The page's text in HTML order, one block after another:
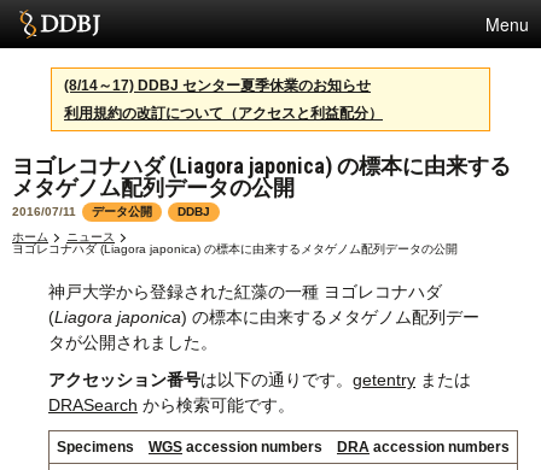
Menu
サービス
スパコン
統計
活動
センターについて
利用規約
問合せ
English
(8/14～17) DDBJ センター夏季休業のお知らせ
利用規約の改訂について（アクセスと利益配分）
ヨゴレコナハダ (Liagora japonica) の標本に由来する
メタゲノム配列データの公開
2016/07/11 データ公開
DDBJ
ホーム
ニュース
ヨゴレコナハダ (Liagora japonica) の標本に由来するメタゲノム配列データの公開
神戸大学から登録された紅藻の一種 ヨゴレコナハダ
(Liagora japonica) の標本に由来するメタゲノム配列デー
タが公開されました。
アクセッション番号は以下の通りです。 getentry または
DRASearch から検索可能です。
Specimens WGS accession numbers DRA accession numbers